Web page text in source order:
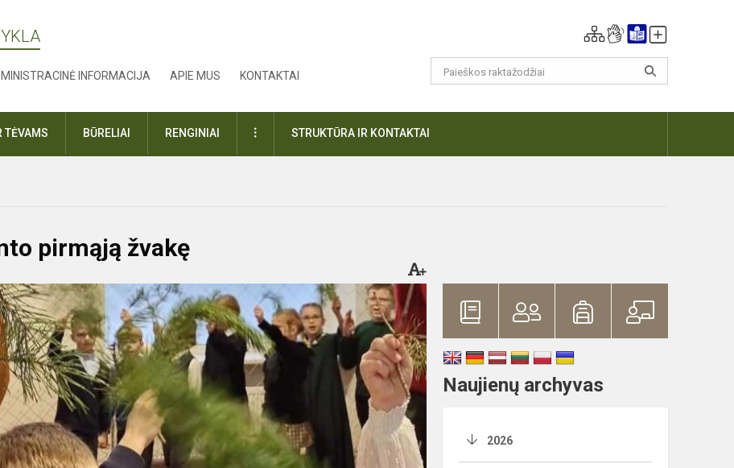
INFORMACIJA APIE MUS KONTAKTAI
TĖVAMS BŪRELIAI RENGINIAI DAUGIAUSTRUKTŪRA IR KONTAKTAI
pirmąją žvakę
Naujienų archyvas
2026